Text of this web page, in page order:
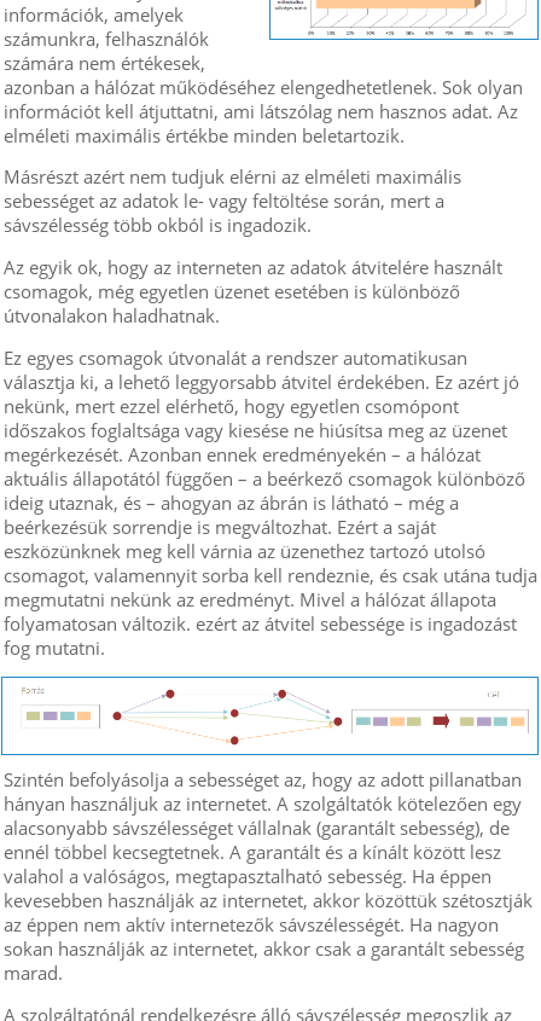
információk, amelyek
számunkra, felhasználók
számára nem értékesek,
azonban a hálózat működéséhez elengedhetetlenek. Sok olyan
információt kell átjuttatni, ami látszólag nem hasznos adat. Az
elméleti maximális értékbe minden beletartozik.
Másrészt azért nem tudjuk elérni az elméleti maximális
sebességet az adatok le- vagy feltöltése során, mert a
sávszélesség több okból is ingadozik.
Az egyik ok, hogy az interneten az adatok átvitelére használt
csomagok, még egyetlen üzenet esetében is különböző
útvonalakon haladhatnak.
Ez egyes csomagok útvonalát a rendszer automatikusan
választja ki, a lehető leggyorsabb átvitel érdekében. Ez azért jó
nekünk, mert ezzel elérhető, hogy egyetlen csomópont
időszakos foglaltsága vagy kiesése ne hiúsítsa meg az üzenet
megérkezését. Azonban ennek eredményekén – a hálózat
aktuális állapotától függően – a beérkező csomagok különböző
ideig utaznak, és – ahogyan az ábrán is látható – még a
beérkezésük sorrendje is megváltozhat. Ezért a saját
eszközünknek meg kell várnia az üzenethez tartozó utolsó
csomagot, valamennyit sorba kell rendeznie, és csak utána tudja
megmutatni nekünk az eredményt. Mivel a hálózat állapota
folyamatosan változik. ezért az átvitel sebessége is ingadozást
fog mutatni.
Szintén befolyásolja a sebességet az, hogy az adott pillanatban
hányan használjuk az internetet. A szolgáltatók kötelezően egy
alacsonyabb sávszélességet vállalnak (garantált sebesség), de
ennél többel kecsegtetnek. A garantált és a kínált között lesz
valahol a valóságos, megtapasztalható sebesség. Ha éppen
kevesebben használják az internetet, akkor közöttük szétosztják
az éppen nem aktív internetezők sávszélességét. Ha nagyon
sokan használják az internetet, akkor csak a garantált sebesség
marad.
A szolgáltatónál rendelkezésre álló sávszélesség megoszlik az